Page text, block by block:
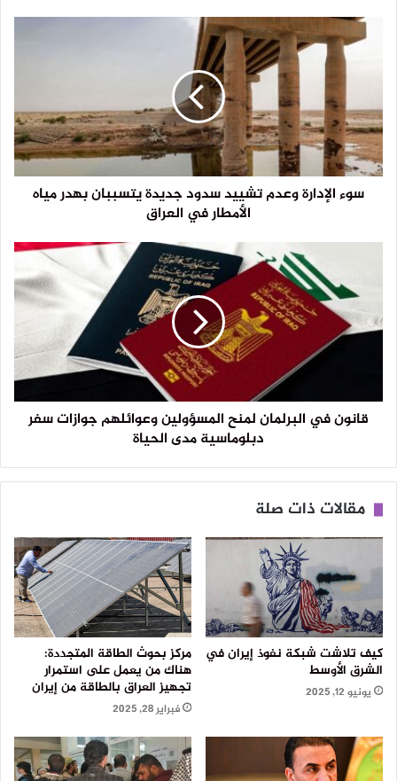
سوء الإدارة وعدم تشييد سدود جديدة يتسببان بهدر مياه
الأمطار في العراق
قانون في البرلمان لمنح المسؤولين وعوائلهم جوازات سفر
دبلوماسية مدى الحياة
مقالات ذات صلة
كيف تلاشت شبكة نفوذ إيران في
الشرق الأوسط
يونيو 12, 2025
مركز بحوث الطاقة المتجددة:
هناك من يعمل على استمرار
تجهيز العراق بالطاقة من إيران
فبراير 28, 2025